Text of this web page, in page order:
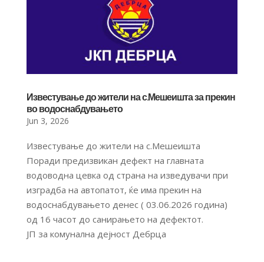
Известување до жители на с.Мешеишта за прекин
во водоснабдувањето
Jun 3, 2026
Известување до жители на с.Мешеишта
Поради предизвикан дефект на главната
водоводна цевка од страна на изведувачи при
изградба на автопатот, ќе има прекин на
водоснабдувањето денес ( 03.06.2026 година)
од 16 часот до санирањето на дефектот.
ЈП за комунална дејност Дебрца